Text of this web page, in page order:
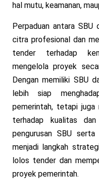
hal mutu, keamanan,
Perpaduan antara SBU
citra profesional dan
tender terhadap
mengelola proyek
Dengan memiliki SBU
lebih siap
pemerintah, tetapi juga
terhadap kualitas
pengurusan SBU
menjadi langkah
lolos tender dan
proyek pemerintah.